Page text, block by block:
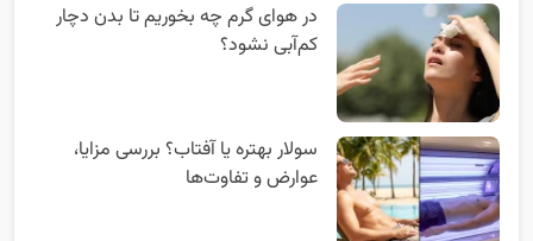
در هوای گرم چه بخوریم تا بدن دچار
کم‌آبی نشود؟
سولار بهتره یا آفتاب؟ بررسی مزایا،
عوارض و تفاوت‌ها